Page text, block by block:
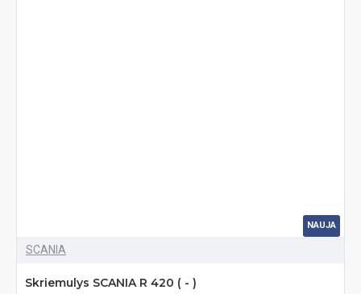
NAUJA
SCANIA
Skriemulys SCANIA R 420 ( - )